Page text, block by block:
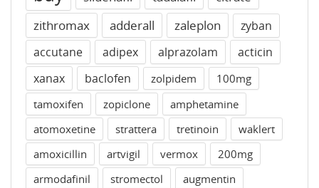
zithromax
adderall zaleplon
zyban
accutane
adipex alprazolam
acticin
xanax
baclofen zolpidem
100mg
tamoxifen
zopiclone
amphetamine
atomoxetine
strattera tretinoin
waklert
amoxicillin
artvigil vermox
200mg
armodafinil
stromectol
augmentin